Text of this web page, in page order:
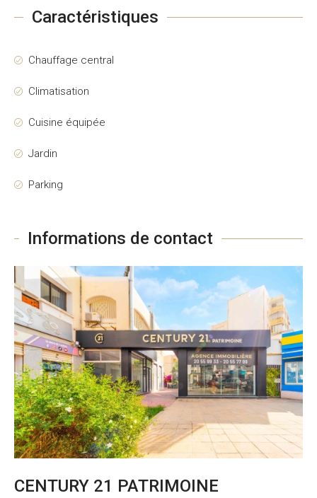
Caractéristiques
Chauffage central
Climatisation
Cuisine équipée
Jardin
Parking
Informations de contact
CENTURY 21 PATRIMOINE